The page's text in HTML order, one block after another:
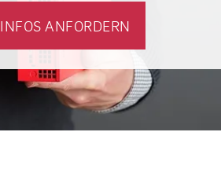
INFOS ANFORDERN